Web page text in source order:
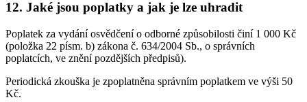
12. Jaké jsou poplatky a jak je lze uhradit
Poplatek za vydání osvědčení o odborné způsobilosti činí 1 000 Kč
(položka 22 písm. b) zákona č. 634/2004 Sb., o správních
poplatcích, ve znění pozdějších předpisů).
Periodická zkouška je zpoplatněna správním poplatkem ve výši 50
Kč.